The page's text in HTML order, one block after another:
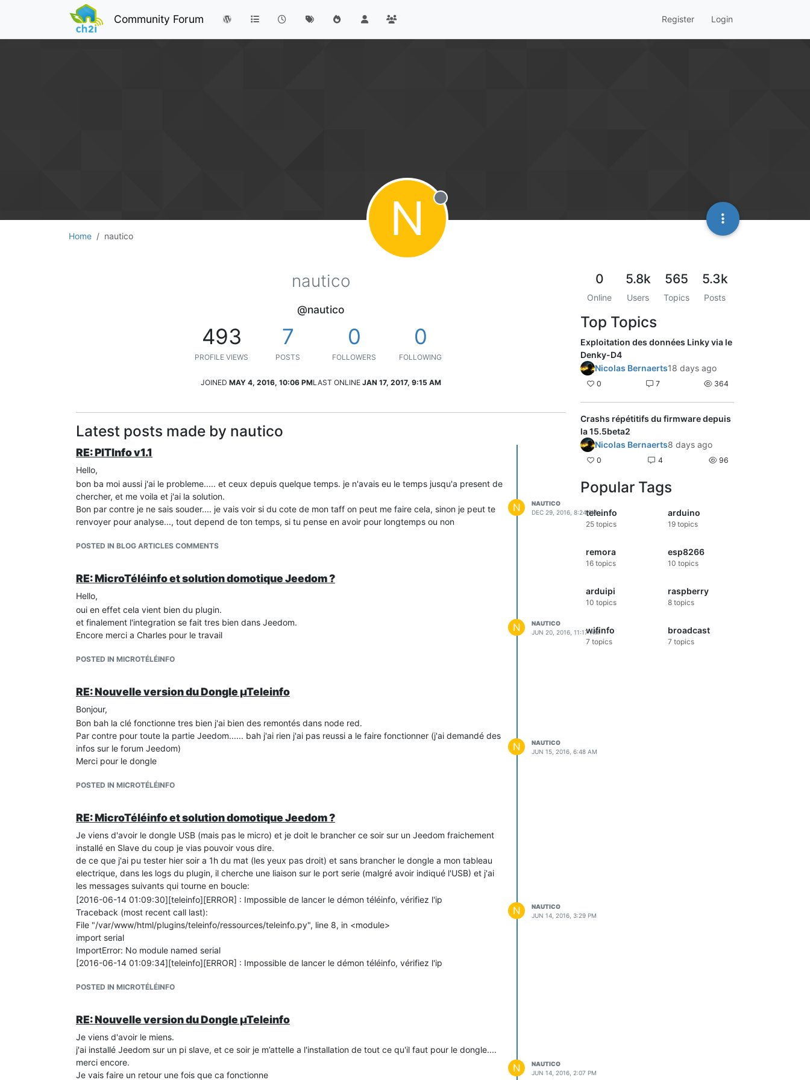
Community Forum Register Login
Home nautico N Offline
nautico
@nautico
493
PROFILE VIEWS
7
POSTS
0
FOLLOWERS
0
FOLLOWING
JOINED MAY 4, 2016, 10:06 PMLAST ONLINE JAN 17, 2017, 9:15 AM
Latest posts made by nautico
RE: PITInfo v1.1
Hello,
bon ba moi aussi j'ai le probleme..... et ceux depuis quelque temps. je n'avais eu le temps jusqu'a present de
chercher, et me voila et j'ai la solution.
Bon par contre je ne sais souder.... je vais voir si du cote de mon taff on peut me faire cela, sinon je peut te
renvoyer pour analyse..., tout depend de ton temps, si tu pense en avoir pour longtemps ou non
POSTED IN BLOG ARTICLES COMMENTS
N
NAUTICO
DEC 29, 2016, 8:24 PM
RE: MicroTéléinfo et solution domotique Jeedom ?
Hello,
oui en effet cela vient bien du plugin.
et finalement l'integration se fait tres bien dans Jeedom.
Encore merci a Charles pour le travail
POSTED IN MICROTÉLÉINFO
N
NAUTICO
JUN 20, 2016, 11:17 AM
RE: Nouvelle version du Dongle µTeleinfo
Bonjour,
Bon bah la clé fonctionne tres bien j'ai bien des remontés dans node red.
Par contre pour toute la partie Jeedom...... bah j'ai rien j'ai pas reussi a le faire fonctionner (j'ai demandé des
infos sur le forum Jeedom)
Merci pour le dongle
POSTED IN MICROTÉLÉINFO
N
NAUTICO
JUN 15, 2016, 6:48 AM
RE: MicroTéléinfo et solution domotique Jeedom ?
Je viens d'avoir le dongle USB (mais pas le micro) et je doit le brancher ce soir sur un Jeedom fraichement
installé en Slave du coup je vias pouvoir vous dire.
de ce que j'ai pu tester hier soir a 1h du mat (les yeux pas droit) et sans brancher le dongle a mon tableau
electrique, dans les logs du plugin, il cherche une liaison sur le port serie (malgré avoir indiqué l'USB) et j'ai
les messages suivants qui tourne en boucle:
[2016-06-14 01:09:30][teleinfo][ERROR] : Impossible de lancer le démon téléinfo, vérifiez l'ip
Traceback (most recent call last):
File "/var/www/html/plugins/teleinfo/ressources/teleinfo.py", line 8, in <module>
import serial
ImportError: No module named serial
[2016-06-14 01:09:34][teleinfo][ERROR] : Impossible de lancer le démon téléinfo, vérifiez l'ip
POSTED IN MICROTÉLÉINFO
N
NAUTICO
JUN 14, 2016, 3:29 PM
RE: Nouvelle version du Dongle µTeleinfo
Je viens d'avoir le miens.
j'ai installé Jeedom sur un pi slave, et ce soir je m’attelle a l'installation de tout ce qu'il faut pour le dongle....
merci encore.
Je vais faire un retour une fois que ca fonctionne
N
NAUTICO
JUN 14, 2016, 2:07 PM
0
Online
5.8k
Users
565
Topics
5.3k
Posts
Top Topics
Exploitation des données Linky via le
Denky-D4
Nicolas Bernaerts18 days ago
0 7 364
Crashs répétitifs du firmware depuis
la 15.5beta2
Nicolas Bernaerts8 days ago
0 4 96
Popular Tags
teleinfo
25 topics
arduino
19topics
remora
16 topics
esp8266
10 topics
arduipi
10 topics
raspberry
8topics
wifinfo
7 topics
broadcast
7 topics